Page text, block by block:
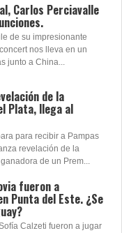
Carlos Perciavalle
de su impresionante
nos lleva en un
junto a China...
de la
Plata, llega al
para recibir a Pampas
revelación de la
de un Prem...
fueron a
Punta del Este. ¿Se
Calzeti fueron a jugar